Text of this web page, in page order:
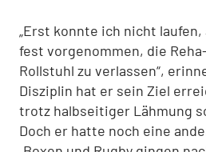
„Erst konnte ich nicht
fest vorgenommen, die
Rollstuhl zu verlassen“,
Disziplin hat er sein Ziel
trotz halbseitiger Lähmung
Doch er hatte noch eine